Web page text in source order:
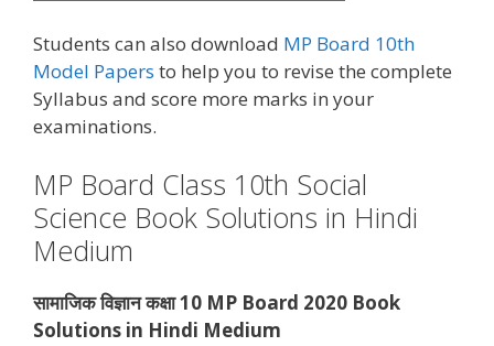
Students can also download MP Board 10th
Model Papers to help you to revise the complete
Syllabus and score more marks in your
examinations.
MP Board Class 10th Social
Science Book Solutions in Hindi
Medium
सामाजिक विज्ञान कक्षा 10 MP Board 2020 Book
Solutions in Hindi Medium